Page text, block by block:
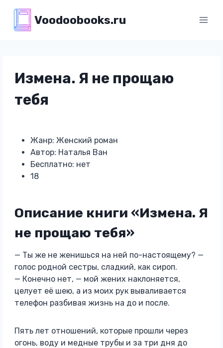
содержимому
Voodoobooks.ru
Измена. Я не прощаю
тебя
Жанр: Женский роман
Автор: Наталья Ван
Бесплатно: нет
18
Описание книги «Измена. Я
не прощаю тебя»
— Ты же не женишься на ней по-настоящему? —
голос родной сестры, сладкий, как сироп.
— Конечно нет, — мой жених наклоняется,
целует её шею, а из моих рук вываливается
телефон разбивая жизнь на до и после.
Пять лет отношений, которые прошли через
огонь, воду и медные трубы и за три дня до